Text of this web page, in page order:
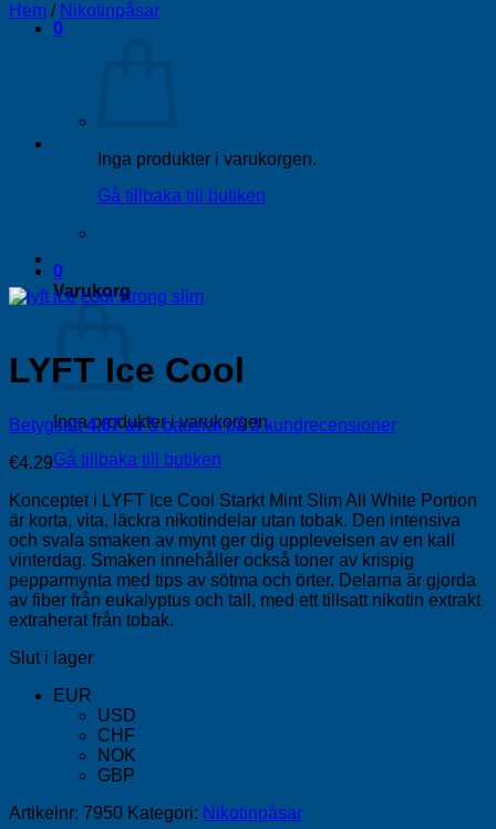
0
Inga produkter i varukorgen.
Gå tillbaka till butiken
0
Varukorg
Inga produkter i varukorgen.
Gå tillbaka till butiken
Hem / Nikotinpåsar
LYFT Ice Cool
Betygsatt4.67av 5 baserat på3kundrecensioner
€4.29
Konceptet i LYFT Ice Cool Starkt Mint Slim All White Portion
är korta, vita, läckra nikotindelar utan tobak. Den intensiva
och svala smaken av mynt ger dig upplevelsen av en kall
vinterdag. Smaken innehåller också toner av krispig
pepparmynta med tips av sötma och örter. Delarna är gjorda
av fiber från eukalyptus och tall, med ett tillsatt nikotin extrakt
extraherat från tobak.
Slut i lager
EUR
USD
CHF
NOK
GBP
Artikelnr: 7950 Kategori: Nikotinpåsar